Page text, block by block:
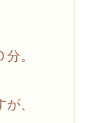
。
、